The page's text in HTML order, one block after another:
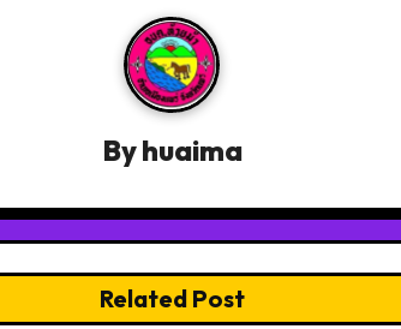
Byhuaima
Related Post